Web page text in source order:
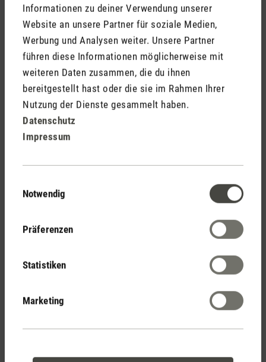
Informationen zu deiner Verwendung unserer
Website an unsere Partner für soziale Medien,
Werbung und Analysen weiter. Unsere Partner
führen diese Informationen möglicherweise mit
weiteren Daten zusammen, die du ihnen
bereitgestellt hast oder die sie im Rahmen Ihrer
Nutzung der Dienste gesammelt haben.
Datenschutz
Impressum
Notwendig
Präferenzen
Statistiken
Marketing
Jetzt Produkt bewerten
Deine Vorteile
2 Jahre Garantie mit